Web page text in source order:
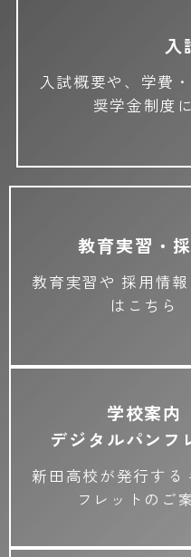
入
入試概要や、学費
奨学金制度
教育実習・
教育実習や 採用情
はこちら
学校案内
デジタルパンフ
新田高校が発行する
フレットのご